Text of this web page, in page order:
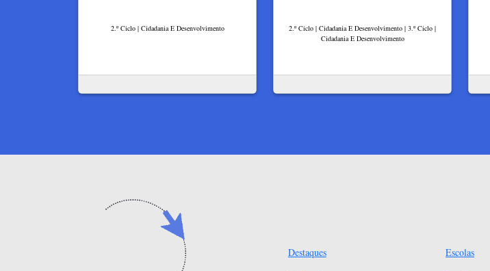
2.º Ciclo | Cidadania E Desenvolvimento
2.º Ciclo | Cidadania E Desenvolvimento | 3.º Ciclo |
Cidadania E Desenvolvimento
Destaques
Escolas